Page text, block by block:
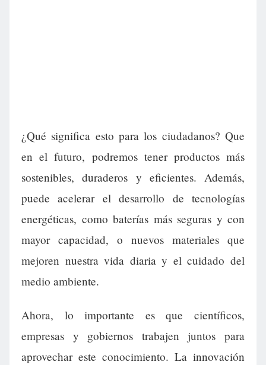
¿Qué significa esto para los ciudadanos? Que
en el futuro, podremos tener productos más
sostenibles, duraderos y eficientes. Además,
puede acelerar el desarrollo de tecnologías
energéticas, como baterías más seguras y con
mayor capacidad, o nuevos materiales que
mejoren nuestra vida diaria y el cuidado del
medio ambiente.
Ahora, lo importante es que científicos,
empresas y gobiernos trabajen juntos para
aprovechar este conocimiento. La innovación